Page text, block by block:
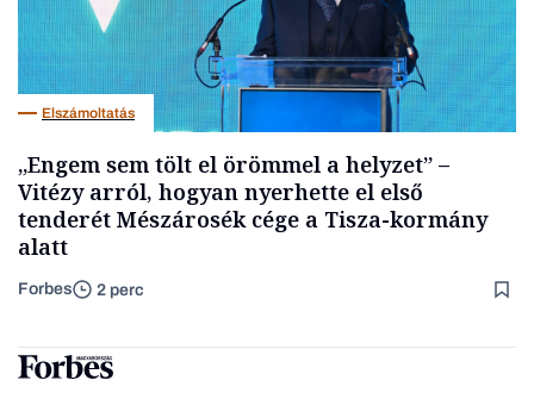
Elszámoltatás
„Engem sem tölt el örömmel a helyzet” –
Vitézy arról, hogyan nyerhette el első
tenderét Mészárosék cége a Tisza-kormány
alatt
Forbes 2 perc